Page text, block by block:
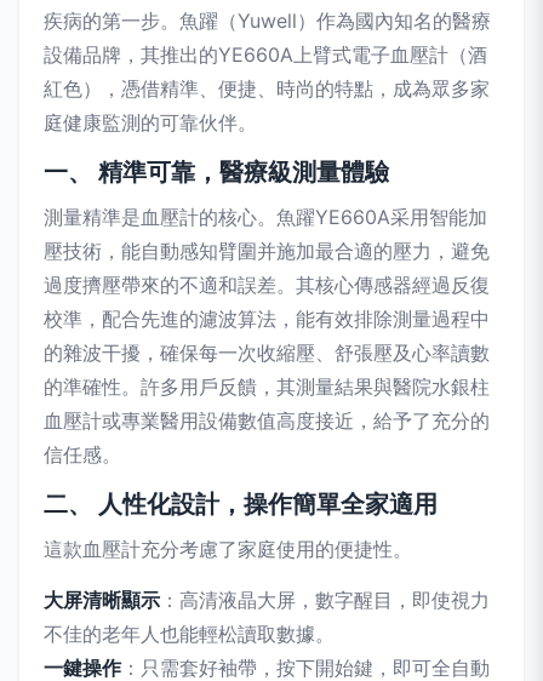
疾病的第一步。魚躍（Yuwell）作為國內知名的醫療
設備品牌，其推出的YE660A上臂式電子血壓計（酒
紅色），憑借精準、便捷、時尚的特點，成為眾多家
庭健康監測的可靠伙伴。
一、 精準可靠，醫療級測量體驗
測量精準是血壓計的核心。魚躍YE660A采用智能加
壓技術，能自動感知臂圍并施加最合適的壓力，避免
過度擠壓帶來的不適和誤差。其核心傳感器經過反復
校準，配合先進的濾波算法，能有效排除測量過程中
的雜波干擾，確保每一次收縮壓、舒張壓及心率讀數
的準確性。許多用戶反饋，其測量結果與醫院水銀柱
血壓計或專業醫用設備數值高度接近，給予了充分的
信任感。
二、 人性化設計，操作簡單全家適用
這款血壓計充分考慮了家庭使用的便捷性。
大屏清晰顯示 ：高清液晶大屏，數字醒目，即使視力
不佳的老年人也能輕松讀取數據。
一鍵操作：只需套好袖帶，按下開始鍵，即可全自動